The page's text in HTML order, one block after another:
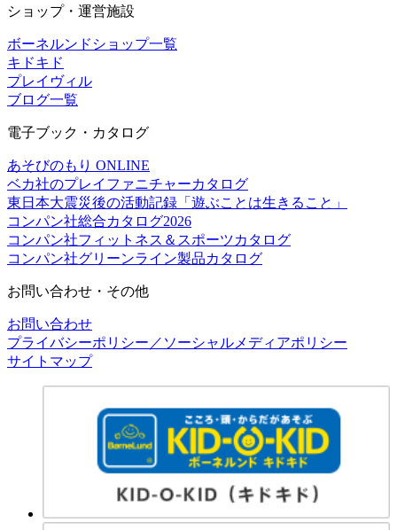
ショップ・運営施設
ボーネルンドショップ一覧
キドキド
プレイヴィル
ブログ一覧
電子ブック・カタログ
あそびのもり ONLINE
ベカ社のプレイファニチャーカタログ
東日本大震災後の活動記録「遊ぶことは生きること」
コンパン社総合カタログ2026
コンパン社フィットネス＆スポーツカタログ
コンパン社グリーンライン製品カタログ
お問い合わせ・その他
お問い合わせ
プライバシーポリシー／ソーシャルメディアポリシー
サイトマップ